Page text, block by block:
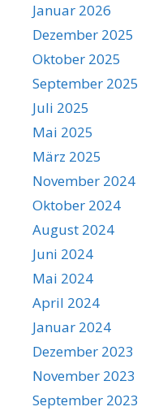
Januar 2026
Dezember 2025
Oktober 2025
September 2025
Juli 2025
Mai 2025
März 2025
November 2024
Oktober 2024
August 2024
Juni 2024
Mai 2024
April 2024
Januar 2024
Dezember 2023
November 2023
September 2023